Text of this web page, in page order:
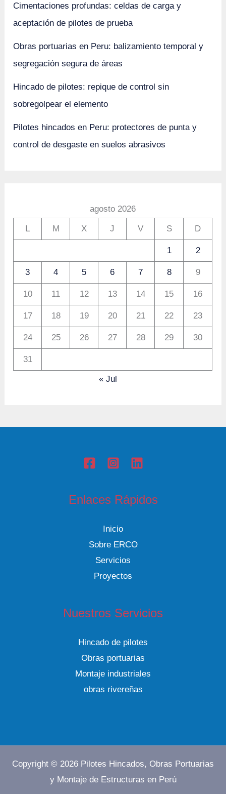
Cimentaciones profundas: celdas de carga y
aceptación de pilotes de prueba
Obras portuarias en Peru: balizamiento temporal y
segregación segura de áreas
Hincado de pilotes: repique de control sin
sobregolpear el elemento
Pilotes hincados en Peru: protectores de punta y
control de desgaste en suelos abrasivos
agosto 2026
L M X J V S D
1 2
3 4 5 6 7 8 9
10 11 12 13 14 15 16
17 18 19 20 21 22 23
24 25 26 27 28 29 30
31
« Jul
Enlaces Rápidos
Inicio
Sobre ERCO
Servicios
Proyectos
Nuestros Servicios
Hincado de pilotes
Obras portuarias
Montaje industriales
obras rivereñas
Copyright © 2026 Pilotes Hincados, Obras Portuarias
y Montaje de Estructuras en Perú